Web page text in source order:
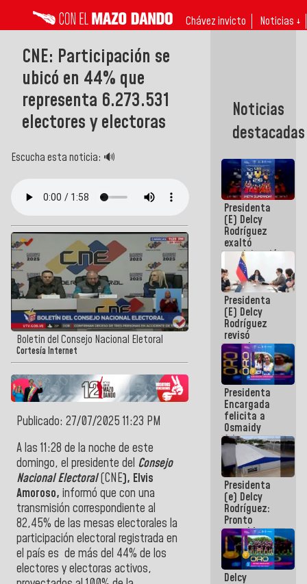
Chávez invicto Noticias ↓
CNE: Participación se
ubicó en 44% que
representa 6.273.531
electores y electoras
Escucha esta noticia: 🔊
Boletin del Consejo Nacional Eletoral
Cortesía Internet
Publicado: 27/07/2025 11:23 PM
A las 11:28 de la noche de este
domingo, el presidente del Consejo
Nacional Electoral(CNE), Elvis
Amoroso, informó que con una
transmisión correspondiente al
82,45% de las mesas electorales la
participación electoral registrada en
el país es de más del 44% de los
electores y electoras activos,
Noticias
destacadas
Presidenta
(E) Delcy
Rodríguez
exaltó
participación
de
Venezuela
en Juegos
Centroamericanos
y del Caribe
2026
Presidenta
(E) Delcy
Rodríguez
revisó
agenda
económica y
ejecución de
fondos de
emergencia
post-sismos
Presidenta
Encargada
felicita a
Osmaidy
Arias y
Giraly
Marcano por
hacer
historia en
los
Centroamericanos
Presidenta
(e) Delcy
Rodríguez:
Pronto
restableceremos
las
operaciones
en el
Aeropuerto
Delcy